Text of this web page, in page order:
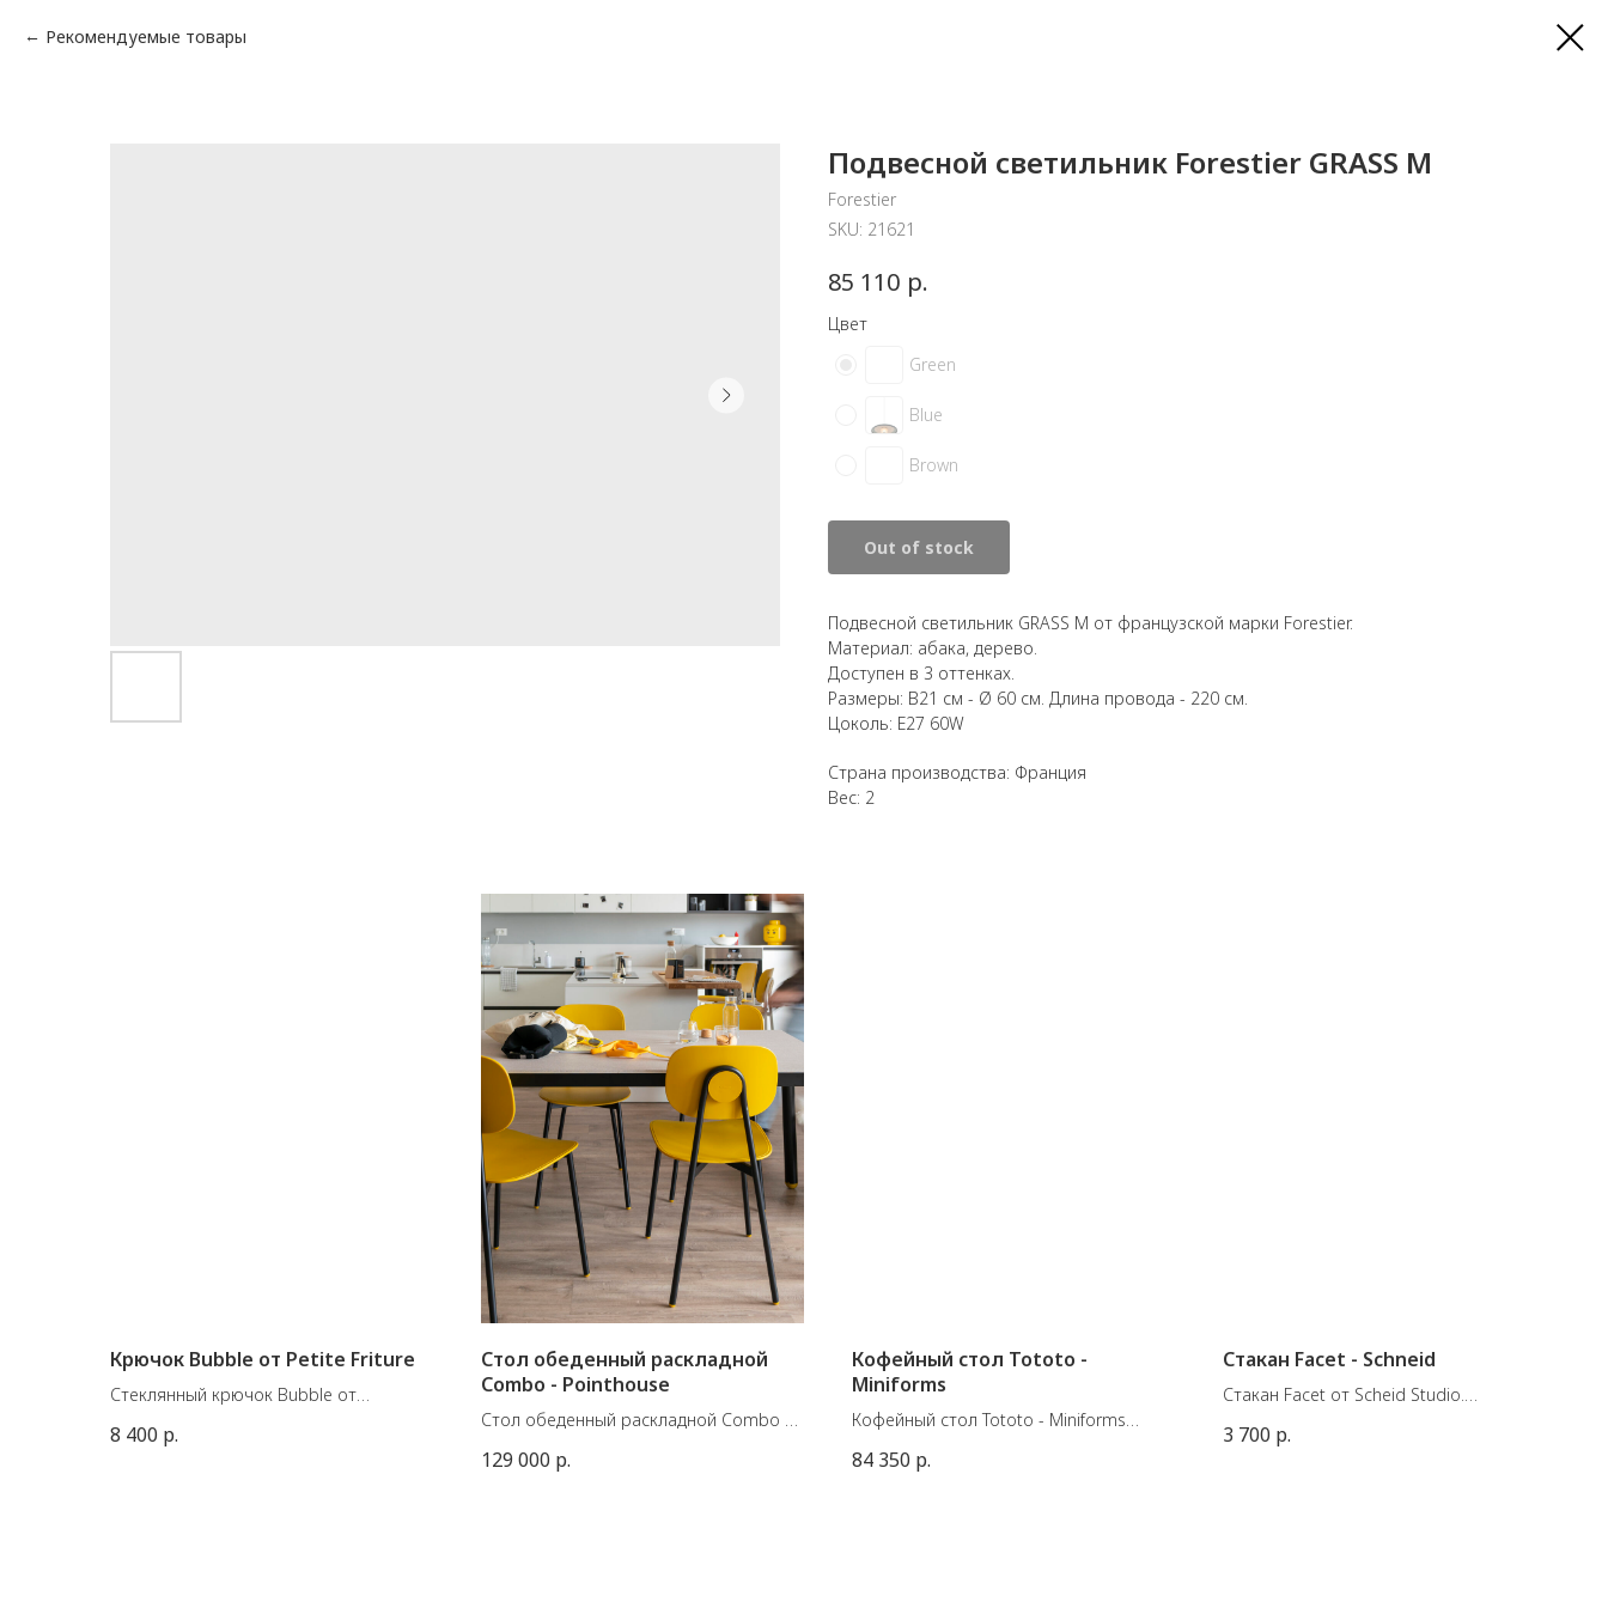
Рекомендуемые товары
Подвесной светильник Forestier GRASS M
Forestier
SKU: 21621
85 110 р.
Цвет
Green
Blue
Brown
Out of stock
Подвесной светильник GRASS M от французской марки Forestier.
Материал: абака, дерево.
Доступен в 3 оттенках.
Размеры: В21 см - Ø 60 см. Длина провода - 220 см.
Цоколь: E27 60W
Страна производства: Франция
Вес: 2
Крючок Bubble от Petite Friture
Стеклянный крючок Bubble от
Материал: стекло, сталь
8 400 р.
Стол обеденный раскладной
Combo - Pointhouse
Стол обеденный раскладной Combo от
Pointhouse.
129 000 р.
Кофейный стол Tototo -
Miniforms
Кофейный стол Tototo - Miniforms
Размеры: Ø38,1х47 см, Ø50х36-43 см
84 350 р.
Стакан Facet - Schneid
Стакан Facet от Scheid Studio.
Германии.
3 700 р.